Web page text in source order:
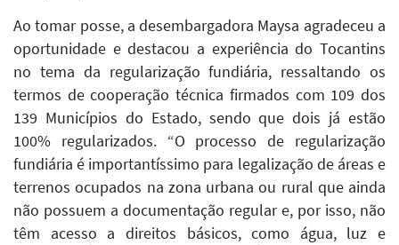
Ao tomar posse, a desembargadora Maysa agradeceu a
oportunidade e destacou a experiência do Tocantins
no tema da regularização fundiária, ressaltando os
termos de cooperação técnica firmados com 109 dos
139 Municípios do Estado, sendo que dois já estão
100% regularizados. “O processo de regularização
fundiária é importantíssimo para legalização de áreas e
terrenos ocupados na zona urbana ou rural que ainda
não possuem a documentação regular e, por isso, não
têm acesso a direitos básicos, como água, luz e